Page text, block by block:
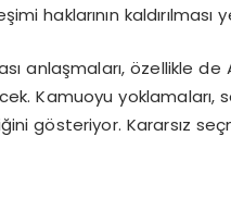
haklarının kaldırılması
anlaşmaları, özellikle de
Kamuoyu yoklamaları,
gösteriyor. Kararsız